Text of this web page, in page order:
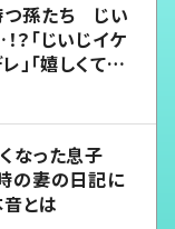
つ孫たち じい
？「じいじイケ
」「嬉しくて可
なった息子
の妻の日記に
とは